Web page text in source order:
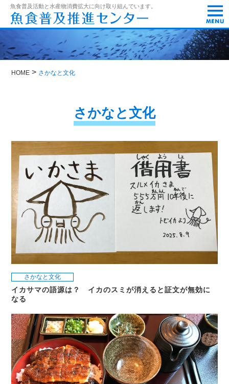
魚食普及活動と水産物消費拡大に向け取り組んでいます。
t
o
g
g
l
e
n
n
HOME > さかなと文化
さかなと文化
さかなと文化
イカサマの語源は？ イカのスミが消えると証文が無効に
なる